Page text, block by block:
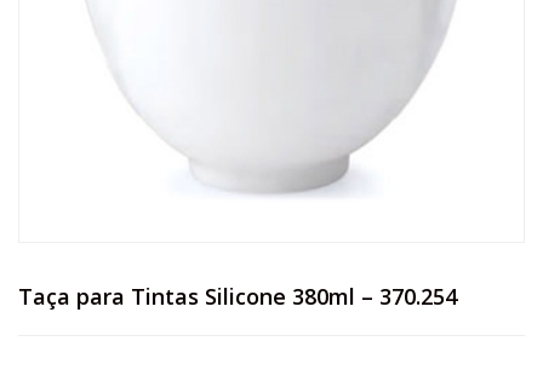
Taça para Tintas Silicone 380ml – 370.254